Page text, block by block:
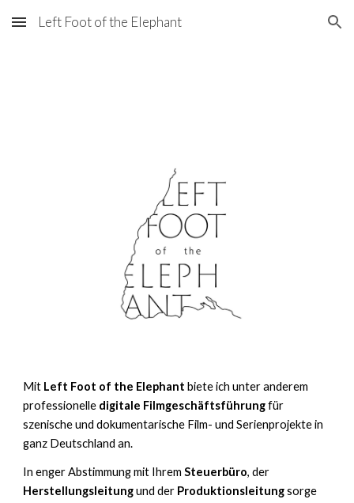
Skip to main content Skip to navigation
Left Foot of the Elephant
Mit Left Foot of the Elephant bieteich unter anderem
professionelle digitale Filmgeschäftsführungfür
szenische und dokumentarische Film- und Serienprojekte in
ganz Deutschland an.
In enger Abstimmung mit IhremSteuerbüro, der
Herstellungsleitungund der Produktionsleitungsorge